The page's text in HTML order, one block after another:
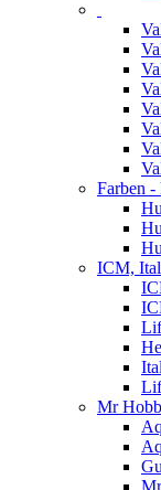
Farben
ICM,
Mr